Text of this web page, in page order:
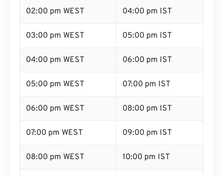
02:00 pm WEST 04:00 pm IST
03:00 pm WEST 05:00 pm IST
04:00 pm WEST 06:00 pm IST
05:00 pm WEST 07:00 pm IST
06:00 pm WEST 08:00 pm IST
07:00 pm WEST 09:00 pm IST
08:00 pm WEST 10:00 pm IST